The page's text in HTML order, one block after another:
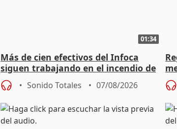
01:34
Más de cien efectivos del Infoca
siguen trabajando en el incendio de
Niebla (Huelva)
Sonido Totales 07/08/2026